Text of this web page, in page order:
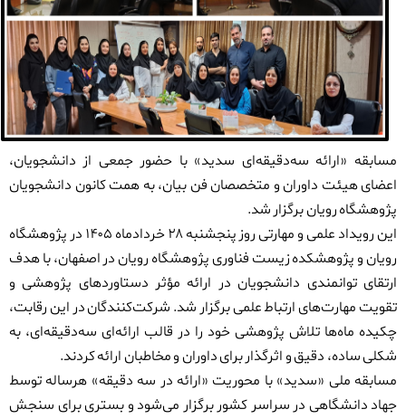
مسابقه «ارائه سه‌دقیقه‌ای سدید» با حضور جمعی از دانشجویان،
اعضای هیئت داوران و متخصصان فن بیان، به همت کانون دانشجویان
پژوهشگاه رویان برگزار شد.
این رویداد علمی و مهارتی روز پنجشنبه ۲۸ خردادماه ۱۴۰۵ در پژوهشگاه
رویان و پژوهشکده زیست فناوری پژوهشگاه رویان در اصفهان، با هدف
ارتقای توانمندی دانشجویان در ارائه مؤثر دستاوردهای پژوهشی و
تقویت مهارت‌های ارتباط علمی برگزار شد. شرکت‌کنندگان در این رقابت،
چکیده ماه‌ها تلاش پژوهشی خود را در قالب ارائه‌ای سه‌دقیقه‌ای، به
شکلی ساده، دقیق و اثرگذار برای داوران و مخاطبان ارائه کردند.
مسابقه ملی «سدید» با محوریت «ارائه در سه دقیقه» هرساله توسط
جهاد دانشگاهی در سراسر کشور برگزار می‌شود و بستری برای سنجش